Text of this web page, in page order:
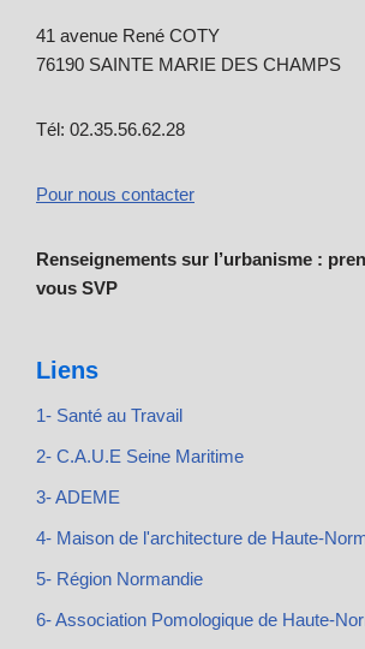
41 avenue René COTY
76190 SAINTE MARIE DES CHAMPS
Tél: 02.35.56.62.28
Pour nous contacter
Renseignements sur l’urbanisme :
vous SVP
Liens
1- Santé au Travail
2- C.A.U.E Seine Maritime
3- ADEME
4- Maison de l'architecture de Haute-
5- Région Normandie
6- Association Pomologique de Haute-